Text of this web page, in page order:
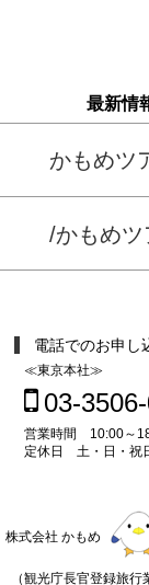
最新情
かもめ
/かもめツ
電話でのお申し
≪東京本社≫
03-
営業時間 10:00～
定休日 土・日・祝
株式会社 かもめ
（観光庁長官登録旅行